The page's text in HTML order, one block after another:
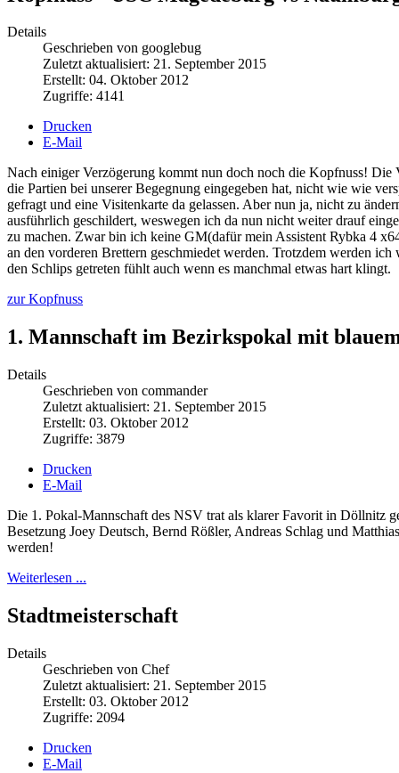
Details
Geschrieben von googlebug
Zuletzt aktualisiert: 21. September 2015
Erstellt: 04. Oktober 2012
Zugriffe: 4141
Drucken
E-Mail
Nach einiger Verzögerung kommt nun doch noch die Kopfnuss! Die
die Partien bei unserer Begegnung eingegeben hat, nicht wie wie
gefragt und eine Visitenkarte da gelassen. Aber nun ja, nicht zu
ausführlich geschildert, weswegen ich da nun nicht weiter drauf
zu machen. Zwar bin ich keine GM(dafür mein Assistent Rybka 4
an den vorderen Brettern geschmiedet werden. Trotzdem werden
den Schlips getreten fühlt auch wenn es manchmal etwas hart klingt.
zur Kopfnuss
1. Mannschaft im Bezirkspokal mit
Details
Geschrieben von commander
Zuletzt aktualisiert: 21. September 2015
Erstellt: 03. Oktober 2012
Zugriffe: 3879
Drucken
E-Mail
Die 1. Pokal-Mannschaft des NSV trat als klarer Favorit in Döllnitz
Besetzung Joey Deutsch, Bernd Rößler, Andreas Schlag und
werden!
Weiterlesen ...
Stadtmeisterschaft
Details
Geschrieben von Chef
Zuletzt aktualisiert: 21. September 2015
Erstellt: 03. Oktober 2012
Zugriffe: 2094
Drucken
E-Mail